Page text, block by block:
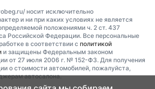
носит исключительно
и ни при каких условиях не является
положениями ч. 2 ст. 437
Российской Федерации. Все персональные
в соответствии с политикой
и защищены Федеральным законом
от 27 июля 2006 г. № 152-ФЗ. Для получения
о стоимости автомобилей, пожалуйста,
автосалона.